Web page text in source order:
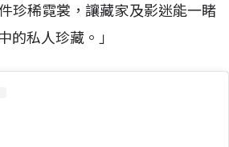
珍稀霓裳，讓藏家及影迷能一睹
的私人珍藏。」